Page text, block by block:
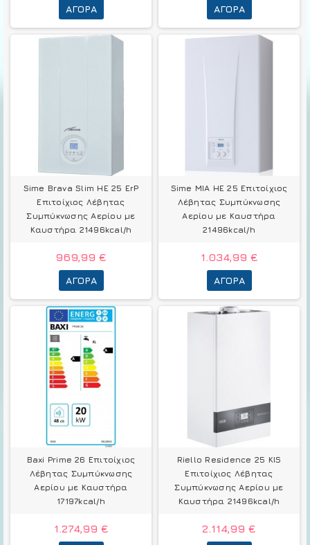
ΑΓΟΡΆ ΑΓΟΡΆ
Sime Brava Slim HE 25 ErP
Επιτοίχιος Λέβητας
Συμπύκνωσης Αερίου με
Καυστήρα 21496kcal/h
969,99 €
ΑΓΟΡΆ
Sime MIA HE 25 Επιτοίχιος
Λέβητας Συμπύκνωσης
Αερίου με Καυστήρα
21496kcal/h
1.034,99 €
ΑΓΟΡΆ
Baxi Prime 26 Επιτοίχιος
Λέβητας Συμπύκνωσης
Αερίου με Καυστήρα
17197kcal/h
1.274,99 €
Riello Residence 25 KIS
Επιτοίχιος Λέβητας
Συμπύκνωσης Αερίου με
Καυστήρα 21496kcal/h
2.114,99 €